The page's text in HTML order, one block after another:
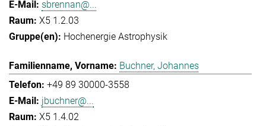
sbrennan@...
X5 1.2.03
Hochenergie Astrophysik
Buchner, Johannes
+49 89 30000-3558
jbuchner@...
X5 1.4.02